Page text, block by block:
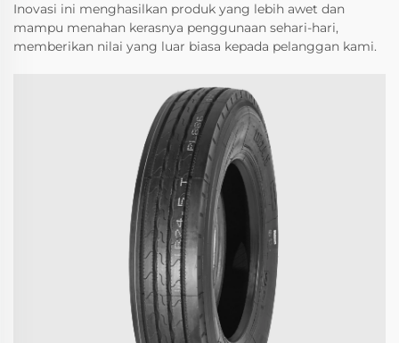
Inovasi ini menghasilkan produk yang lebih awet dan
mampu menahan kerasnya penggunaan sehari-hari,
memberikan nilai yang luar biasa kepada pelanggan kami.